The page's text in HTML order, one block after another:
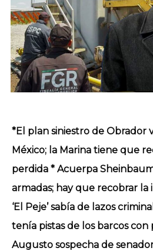
*El plan siniestro de Obrador
México; la Marina tiene que
perdida * Acuerpa
armadas; hay que recobrar la
‘El Peje’ sabía de lazos
tenía pistas de los barcos
Augusto sospecha de senador